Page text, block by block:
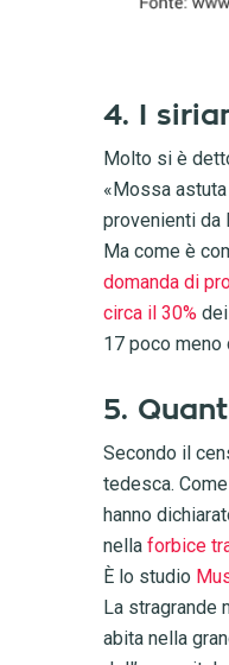
4. I
Molto si è
«Mossa
provenienti da
Ma come è
domanda di
circa il 30%
17 poco meno
5.
Secondo il
tedesca.
hanno
nella forbice
È lo studio
La stragrande
abita nella